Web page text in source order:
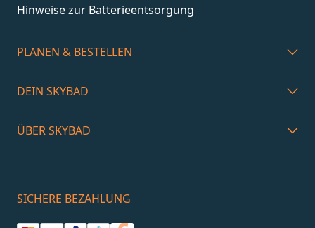
Hinweise zur Batterieentsorgung
PLANEN & BESTELLEN
DEIN SKYBAD
ÜBER SKYBAD
SICHERE BEZAHLUNG